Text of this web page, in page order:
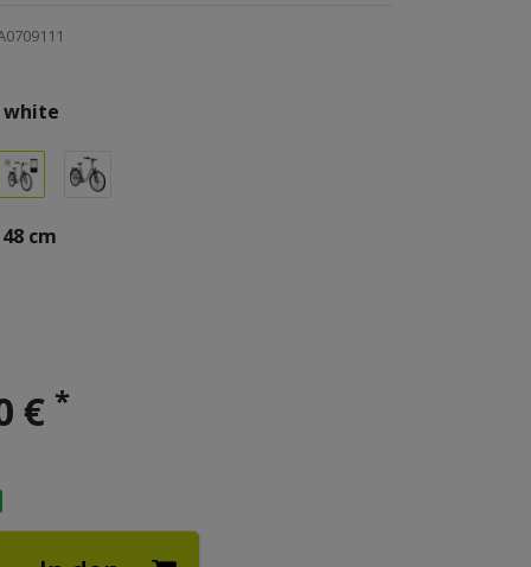
white
48 cm
€ *